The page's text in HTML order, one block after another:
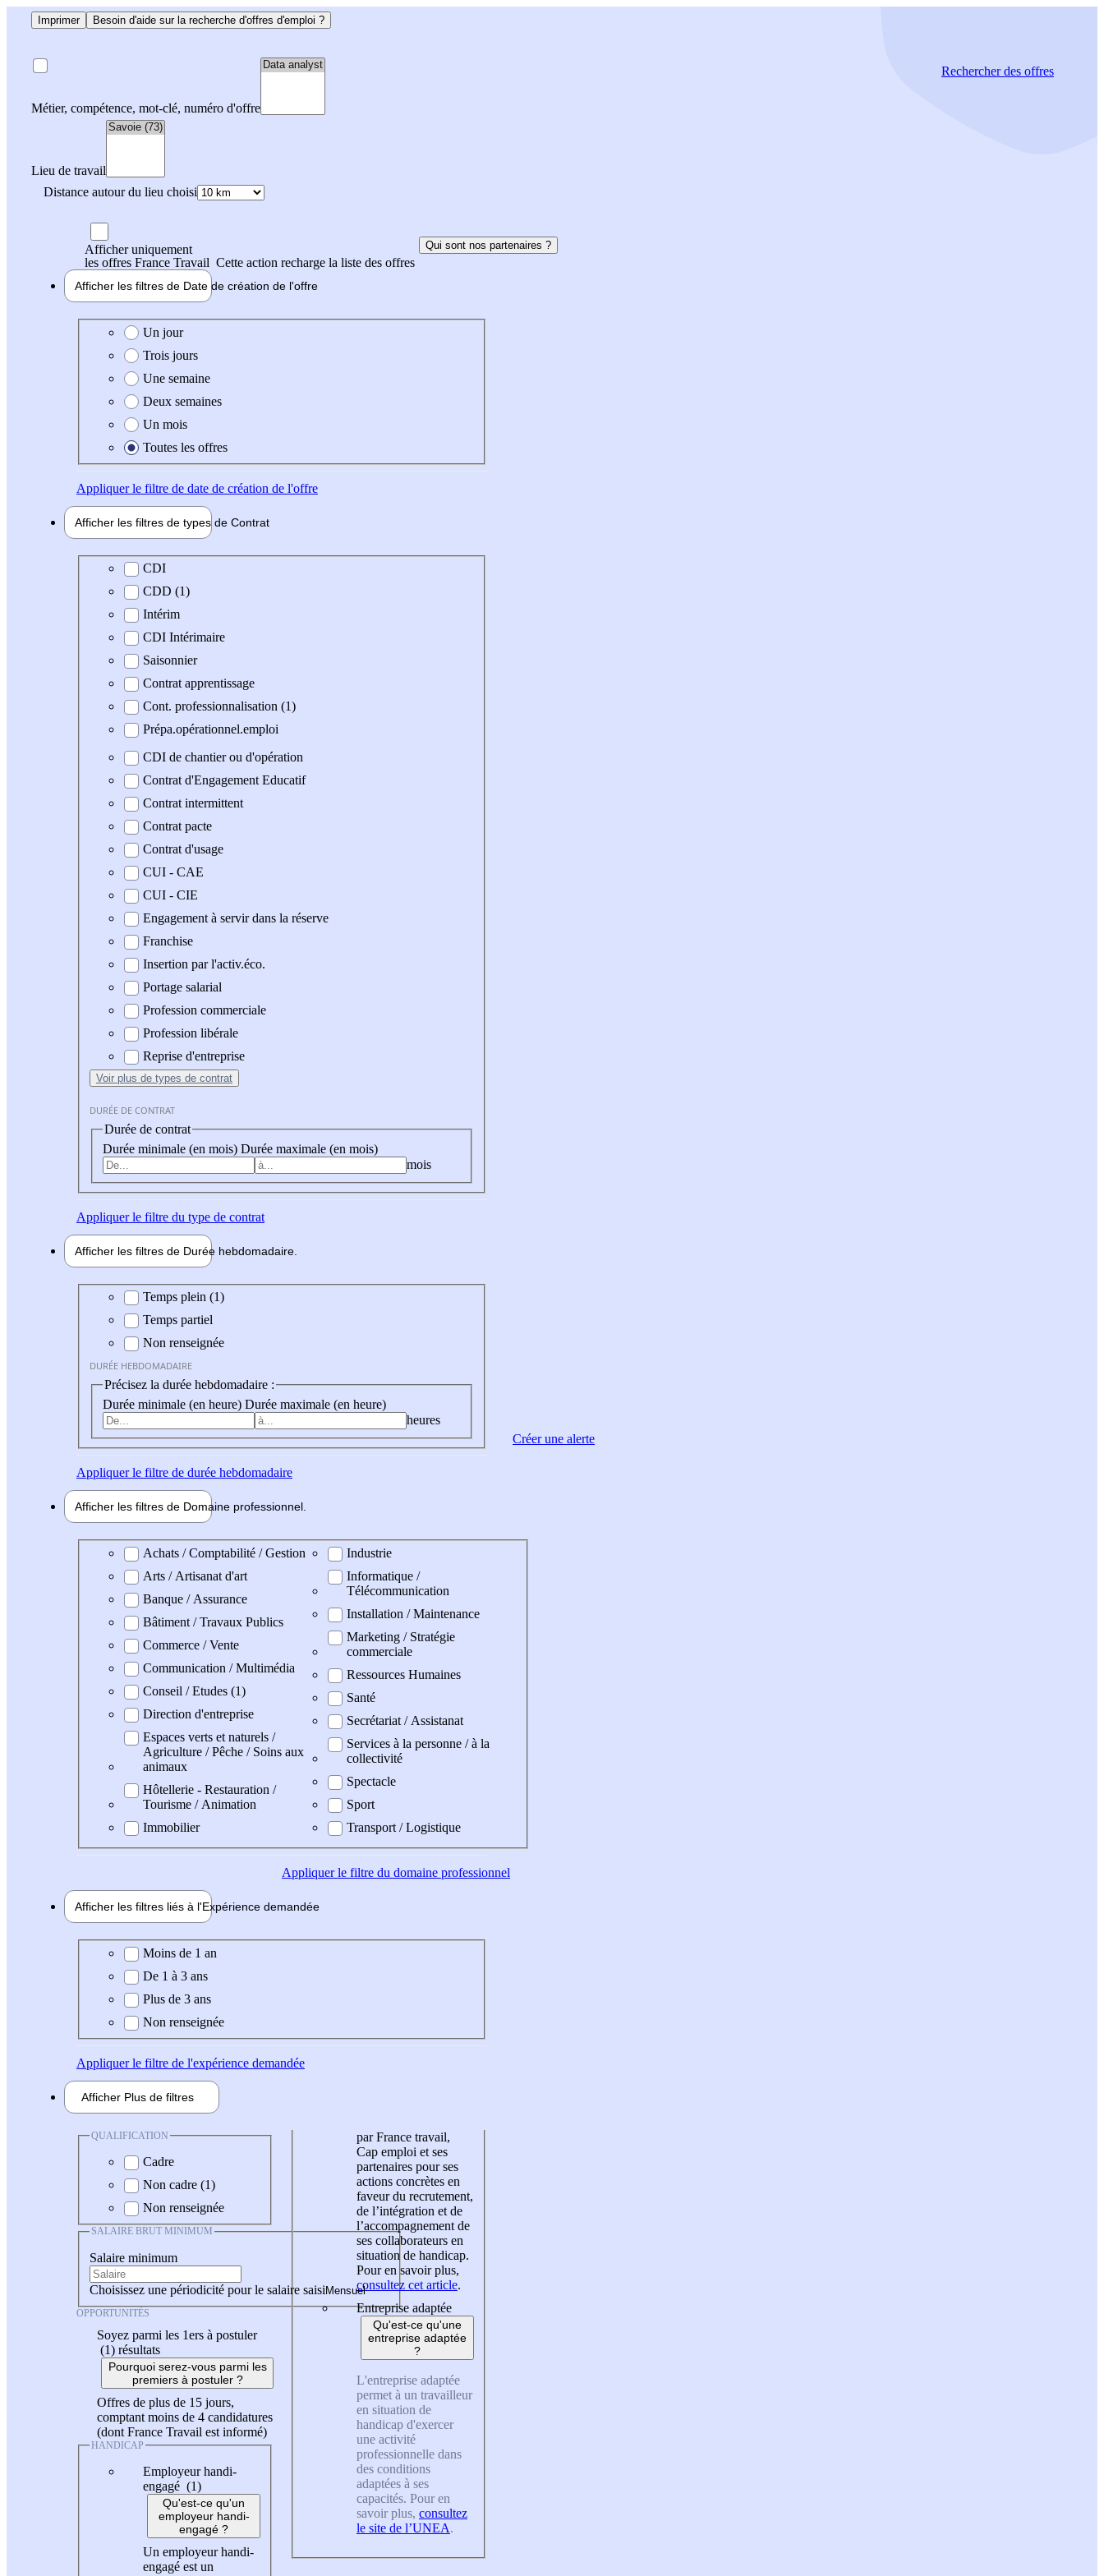
Imprimer Besoin d'aide sur la recherche d'offres d'emploi ?
Métier, compétence, mot-clé, numéro d'offre
Lieu de travail
Distance autour du lieu choisi
Rechercherdes offres
Afficher uniquement
les offres France Travail Cette action recharge la liste des offres
Qui sont nos partenaires ?
Afficher les filtres de Date de création de l'offre
Date de création de l'offre
Un jour
Trois jours
Une semaine
Deux semaines
Un mois
Toutes les offres
Appliquerle filtre de date de création de l'offre
Afficher les filtres de types de Contrat
Type de contrat
CDI
CDD (1)
Intérim
CDI Intérimaire
Saisonnier
Contrat apprentissage
Cont. professionnalisation (1)
Prépa.opérationnel.emploi
CDI de chantier ou d'opération
Contrat d'Engagement Educatif
Contrat intermittent
Contrat pacte
Contrat d'usage
CUI - CAE
CUI - CIE
Engagement à servir dans la réserve
Franchise
Insertion par l'activ.éco.
Portage salarial
Profession commerciale
Profession libérale
Reprise d'entreprise
Voir plus de types de contrat
DURÉE DE CONTRAT
Durée de contrat
Durée minimale (en mois) Durée maximale (en mois)
mois
Appliquerle filtre du type de contrat
Afficher les filtres de Durée hebdomadaire
Durée hebdomadaire
Temps plein (1)
Temps partiel
Non renseignée
DURÉE HEBDOMADAIRE
Précisez la durée hebdomadaire :
Durée minimale (en heure) Durée maximale (en heure)
heures
Appliquerle filtre de durée hebdomadaire
Afficher les filtres de Domaine professionnel
Domaine professionel
Achats / Comptabilité / Gestion
Arts / Artisanat d'art
Banque / Assurance
Bâtiment / Travaux Publics
Commerce / Vente
Communication / Multimédia
Conseil / Etudes (1)
Direction d'entreprise
Espaces verts et naturels /
Agriculture / Pêche / Soins aux
animaux
Hôtellerie - Restauration /
Tourisme / Animation
Immobilier
Industrie
Informatique /
Télécommunication
Installation / Maintenance
Marketing / Stratégie
commerciale
Ressources Humaines
Santé
Secrétariat / Assistanat
Services à la personne / à la
collectivité
Spectacle
Sport
Transport / Logistique
Appliquerle filtre du domaine professionnel
Afficher les filtres liés à l'Expérience demandée
Expérience demandée
Moins de 1 an
De 1 à 3 ans
Plus de 3 ans
Non renseignée
Appliquerle filtre de l'expérience demandée
Afficher Plus de filtres
QUALIFICATION
Cadre
Non cadre (1)
Non renseignée
SALAIRE BRUT MINIMUM
Salaire minimum
Choisissez une périodicité pour le salaire saisi
OPPORTUNITÉS
Soyez parmi les 1ers à postuler
(1) résultats
Pourquoi serez-vous parmi les
premiers à postuler ?
Offres de plus de 15 jours,
comptant moins de 4 candidatures
(dont France Travail est informé)
HANDICAP
Employeur handi-
engagé (1)
Qu'est-ce qu'un
employeur handi-
engagé ?
Un employeur handi-
engagé est un
par France travail,
Cap emploi et ses
partenaires pour ses
actions concrètes en
faveur du recrutement,
de l’intégration et de
l’accompagnement de
ses collaborateurs en
situation de handicap.
Pour en savoir plus,
consultez cet article.
Entreprise adaptée
Qu'est-ce qu'une
entreprise adaptée
?
L'entreprise adaptée
permet à un travailleur
en situation de
handicap d'exercer
une activité
professionnelle dans
des conditions
adaptées à ses
capacités. Pour en
savoir plus, consultez
le site de l’UNEA.
Créer une alerte